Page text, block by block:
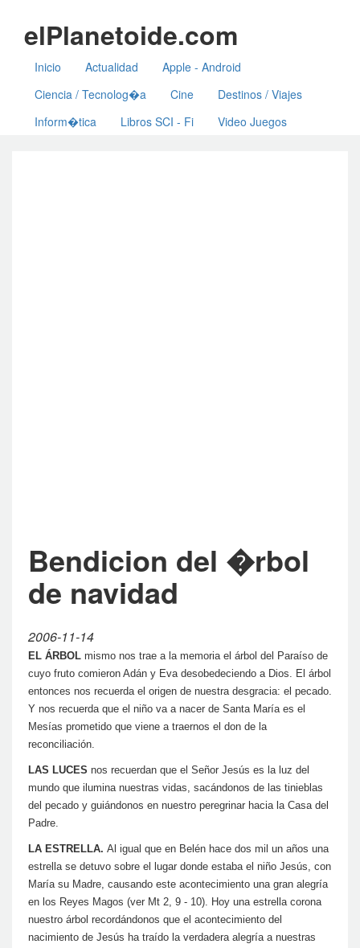
elPlanetoide.com
Inicio Actualidad
Apple - Android
Ciencia / Tecnolog�a
Cine
Destinos / Viajes
Inform�tica
Libros SCI - Fi Video Juegos
Bendicion del �rbol
de navidad
2006-11-14
EL ÁRBOL mismo nos trae a la memoria el árbol del Paraíso de
cuyo fruto comieron Adán y Eva desobedeciendo a Dios. El árbol
entonces nos recuerda el origen de nuestra desgracia: el pecado.
Y nos recuerda que el niño va a nacer de Santa María es el
Mesías prometido que viene a traernos el don de la
reconciliación.
LAS LUCES nos recuerdan que el Señor Jesús es la luz del
mundo que ilumina nuestras vidas, sacándonos de las tinieblas
del pecado y guiándonos en nuestro peregrinar hacia la Casa del
Padre.
LA ESTRELLA. Al igual que en Belén hace dos mil un años una
estrella se detuvo sobre el lugar donde estaba el niño Jesús, con
María su Madre, causando este acontecimiento una gran alegría
en los Reyes Magos (ver Mt 2, 9 - 10). Hoy una estrella corona
nuestro árbol recordándonos que el acontecimiento del
nacimiento de Jesús ha traído la verdadera alegría a nuestras